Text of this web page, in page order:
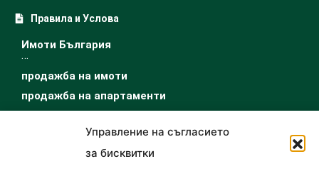
Управление на съгласието
за бисквитки
Правила и Услова
Имоти България
…
продажба на имоти
продажба на апартаменти
купувам парцел
продажба на земеделска земя